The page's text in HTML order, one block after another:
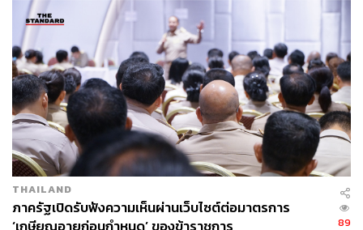
THAILAND
ภาครัฐเปิดรับฟังความเห็นผ่านเว็บไซต์ต่อมาตรการ
89